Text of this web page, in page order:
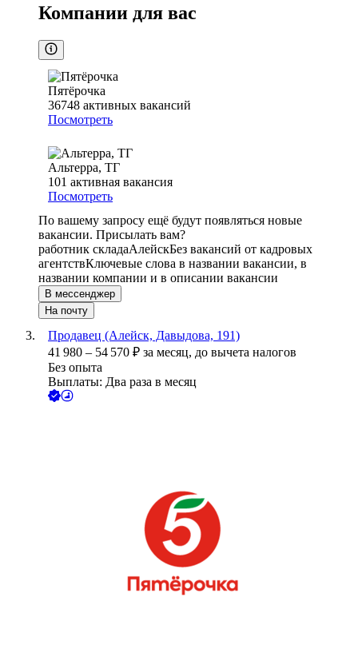
Компании для вас
Пятёрочка
36748 активных вакансий
Посмотреть
Альтерра, ТГ
101 активная вакансия
Посмотреть
По вашему запросу ещё будут появляться новые
вакансии. Присылать вам?
работник складаАлейскБез вакансий от кадровых
агентствКлючевые слова в названии вакансии, в
названии компании и в описании вакансии
В мессенджер
На почту
Продавец (Алейск, Давыдова, 191)
41 980 – 54 570 ₽ за месяц, до вычета налогов
Без опыта
Выплаты: Два раза в месяц